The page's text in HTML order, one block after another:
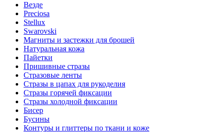
Везде
Preciosa
Stellux
Swarovski
Магниты и застежки для брошей
Натуральная кожа
Пайетки
Пришивные стразы
Стразовые ленты
Стразы в цапах для рукоделия
Стразы горячей фиксации
Стразы холодной фиксации
Бисер
Бусины
Контуры и глиттеры по ткани и коже